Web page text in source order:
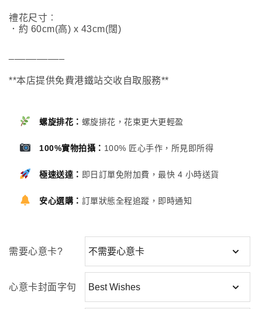
禮花尺寸︰
．約 60cm(高) x 43cm(闊)
**本店提供免費港鐵站交收自取服務**
螺旋排花： 螺旋排花，花束更大更輕盈
100%實物拍攝： 100% 匠心手作，所見即所得
極速送達： 即日訂單免附加費，最快 4 小時送貨
安心選購： 訂單狀態全程追蹤，即時通知
需要心意卡?
心意卡封面字句